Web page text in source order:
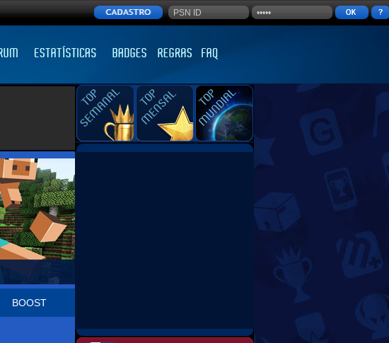
BOOST